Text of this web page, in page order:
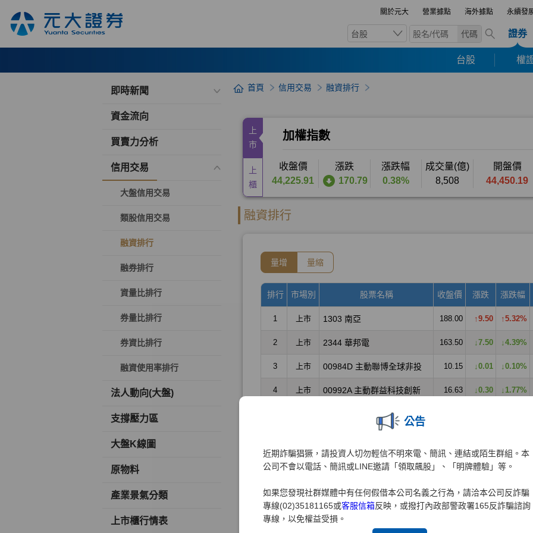
關於元大 營業據點 海外據點 永續發
台股 代碼 證券
台股 權
公告
近期詐騙猖獗，請投資人切勿輕信不明來電、簡訊、連結或陌生群組。本
公司不會以電話、簡訊或LINE邀請「領取飆股」、「明牌體驗」等。
如果您發現社群媒體中有任何假借本公司名義之行為，請洽本公司反詐騙
專線(02)35181165或客服信箱反映，或撥打內政部警政署165反詐騙諮詢
專線，以免權益受損。
即時新聞
資金流向
買賣力分析
信用交易
大盤信用交易
類股信用交易
融資排行
融券排行
資量比排行
券量比排行
券資比排行
融資使用率排行
法人動向(大盤)
支撐壓力區
大盤K線圖
原物料
產業景氣分類
上市櫃行情表
首頁 信用交易 融資排行